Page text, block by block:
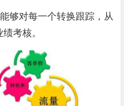
够对每一个转换跟踪，从
考核。